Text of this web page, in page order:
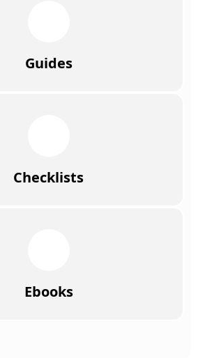
Guides
Checklists
Ebooks